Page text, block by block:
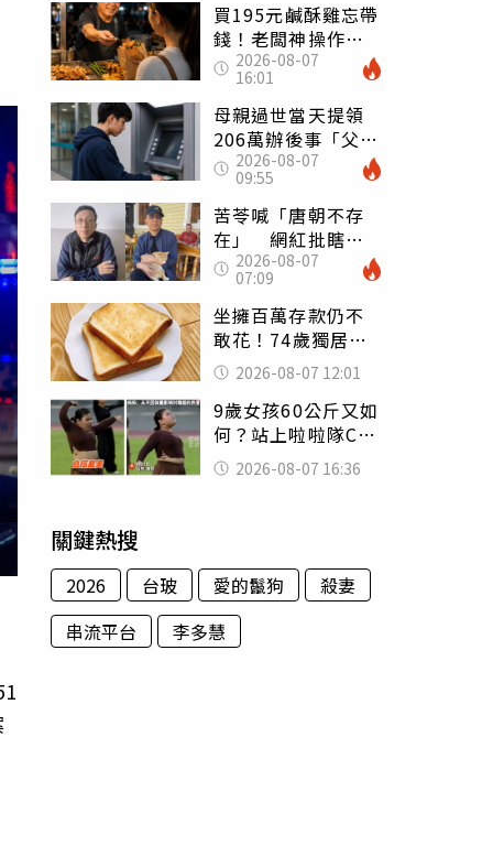
買195元鹹酥雞忘帶
錢！老闆神操作
「倒找5元」 全網
看哭：這就是台灣
2026-08-07
16:01
母親過世當天提領
206萬辦後事「父子
遭判刑」 律師：
搶錢先下手是罪
2026-08-07
09:55
苦苓喊「唐朝不存
在」 網紅批瞎編
歷史：李白、杜甫
用鮮卑文寫詩？
2026-08-07
07:09
坐擁百萬存款仍不
敢花！74歲獨居翁
「1餐只吃1片吐
司」 半年後暴瘦
嚇壞女兒
2026-08-07 12:01
9歲女孩60公斤又如
何？站上啦啦隊C位
驚艷全場 千萬網
友被圈粉
2026-08-07 16:36
關鍵熱搜
2026 台玻 愛的鬣狗
殺妻
串流平台
李多慧